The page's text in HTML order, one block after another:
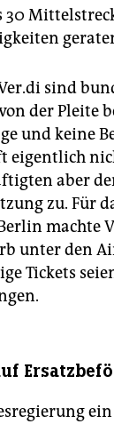
30
sind
der Pleite
und keine
eigentlich
aber
zu. Für
machte
unter den
Tickets